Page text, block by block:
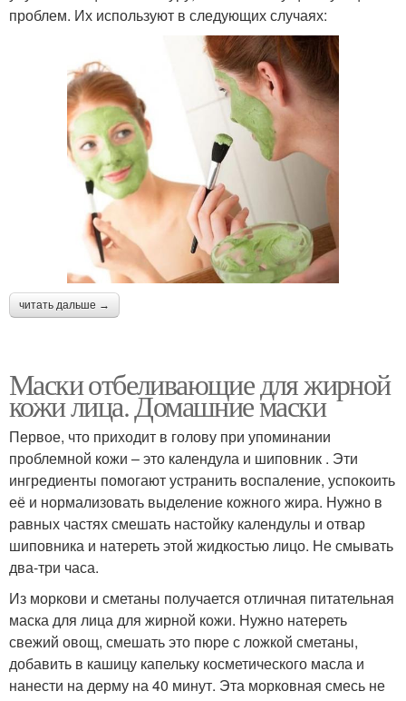
проблем. Их используют в следующих случаях:
читать дальше →
Маски отбеливающие для жирной
кожи лица. Домашние маски
Первое, что приходит в голову при упоминании
проблемной кожи – это календула и шиповник . Эти
ингредиенты помогают устранить воспаление, успокоить
её и нормализовать выделение кожного жира. Нужно в
равных частях смешать настойку календулы и отвар
шиповника и натереть этой жидкостью лицо. Не смывать
два-три часа.
Из моркови и сметаны получается отличная питательная
маска для лица для жирной кожи. Нужно натереть
свежий овощ, смешать это пюре с ложкой сметаны,
добавить в кашицу капельку косметического масла и
нанести на дерму на 40 минут. Эта морковная смесь не